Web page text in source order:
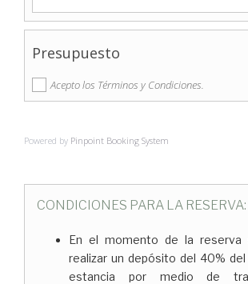
Presupuesto
Acepto los Términos y Condiciones.
Powered by Pinpoint Booking System
CONDICIONES PARA LA RESERVA:
En el momento de la reserva
realizar un depósito del 40%
estancia por medio de